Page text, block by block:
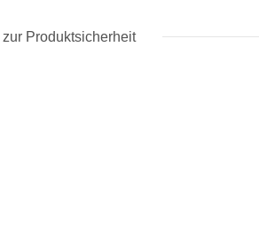
Produktsicherheit